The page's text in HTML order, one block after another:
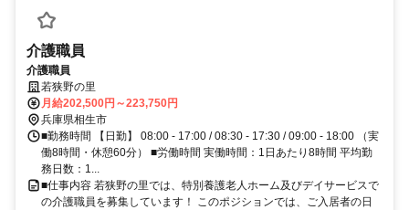
介護職員
介護職員
若狭野の里
月給202,500円～223,750円
兵庫県相生市
■勤務時間 【日勤】 08:00 - 17:00 / 08:30 - 17:30 / 09:00 - 18:00 （実
働8時間・休憩60分） ■労働時間 実働時間：1日あたり8時間 平均勤
務日数：1...
■仕事内容 若狭野の里では、特別養護老人ホーム及びデイサービスで
の介護職員を募集しています！ このポジションでは、ご入居者の日